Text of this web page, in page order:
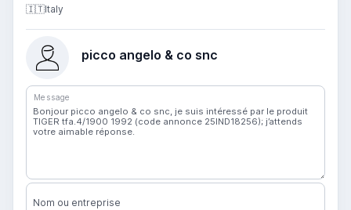
🇮🇹Italy
picco angelo & co snc
Message
Nom ou entreprise